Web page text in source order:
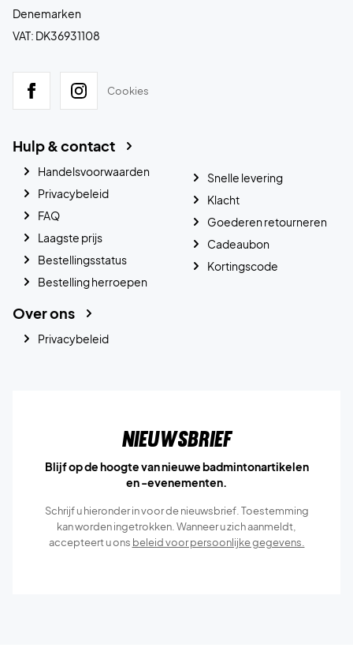
Denemarken
VAT: DK36931108
Cookies
Hulp & contact
Handelsvoorwaarden
Privacybeleid
FAQ
Laagste prijs
Bestellingsstatus
Bestelling herroepen
Snelle levering
Klacht
Goederen retourneren
Cadeaubon
Kortingscode
Over ons
Privacybeleid
Nieuwsbrief
Blijf op de hoogte van nieuwe badmintonartikelen
en -evenementen.
Schrijf u hieronder in voor de nieuwsbrief. Toestemming
kan worden ingetrokken. Wanneer u zich aanmeldt,
accepteert u ons beleid voor persoonlijke gegevens.